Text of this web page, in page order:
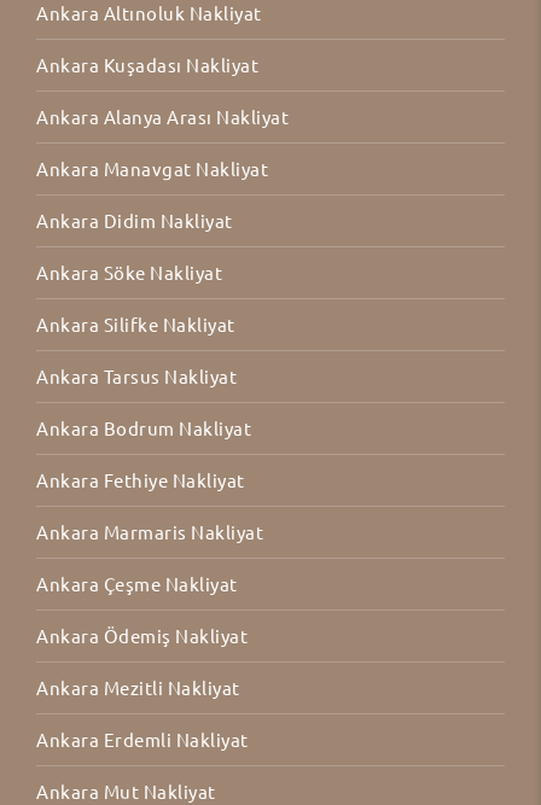
Ankara Altınoluk Nakliyat
Ankara Kuşadası Nakliyat
Ankara Alanya Arası Nakliyat
Ankara Manavgat Nakliyat
Ankara Didim Nakliyat
Ankara Söke Nakliyat
Ankara Silifke Nakliyat
Ankara Tarsus Nakliyat
Ankara Bodrum Nakliyat
Ankara Fethiye Nakliyat
Ankara Marmaris Nakliyat
Ankara Çeşme Nakliyat
Ankara Ödemiş Nakliyat
Ankara Mezitli Nakliyat
Ankara Erdemli Nakliyat
Ankara Mut Nakliyat